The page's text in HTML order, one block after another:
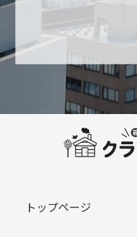
トップページ